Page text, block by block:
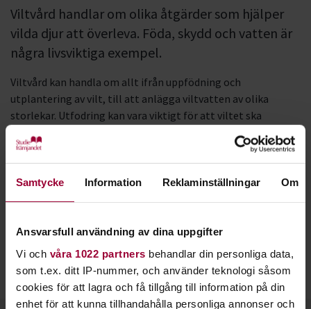
Samtycke Information Reklaminställningar Om
Ansvarsfull användning av dina uppgifter
Vi och våra 1022 partners behandlar din personliga data,
som t.ex. ditt IP-nummer, och använder teknologi såsom
cookies för att lagra och få tillgång till information på din
enhet för att kunna tillhandahålla personliga annonser och
Viltvård handlar om olika åtgärder som hjälper
vilda djur att överleva. Föda, skydd och vatten är
några livsviktiga exempel.
Viltvård kan handla om allt ifrån uppfödning och
utplantering av vilt, till att anlägga viltvatten av olika
storlekar. Utfodring kan vara viktigt för att viltet ska
överleva. Att förstå hur rovdjurstrycket påverkar andra djurs
möjligheter att överleva är också centralt.
I moderna samhällen handlar viltvård mycket om
däggdjur.
Jakt och viltvård går hand i hand eftersom viltvård även
innebär att hålla djurbestånden på önskvärda nivåer.